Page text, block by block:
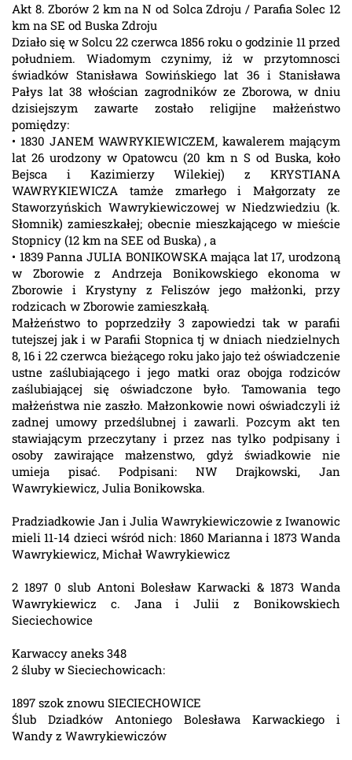
Akt 8. Zborów 2 km na N od Solca Zdroju / Parafia Solec 12
km na SE od Buska Zdroju
Działo się w Solcu 22 czerwca 1856 roku o godzinie 11 przed
południem. Wiadomym czynimy, iż w przytomnosci
świadków Stanisława Sowińskiego lat 36 i Stanisława
Pałys lat 38 włościan zagrodników ze Zborowa, w dniu
dzisiejszym zawarte zostało religijne małżeństwo
pomiędzy:
• 1830 JANEM WAWRYKIEWICZEM, kawalerem mającym
lat 26 urodzony w Opatowcu (20 km n S od Buska, koło
Bejsca i Kazimierzy Wilekiej) z KRYSTIANA
WAWRYKIEWICZA tamże zmarłego i Małgorzaty ze
Staworzyńskich Wawrykiewiczowej w Niedzwiedziu (k.
Słomnik) zamieszkałej; obecnie mieszkającego w mieście
Stopnicy (12 km na SEE od Buska) , a
• 1839 Panna JULIA BONIKOWSKA mająca lat 17, urodzoną
w Zborowie z Andrzeja Bonikowskiego ekonoma w
Zborowie i Krystyny z Feliszów jego małżonki, przy
rodzicach w Zborowie zamieszkałą.
Małżeństwo to poprzedziły 3 zapowiedzi tak w parafii
tutejszej jak i w Parafii Stopnica tj w dniach niedzielnych
8, 16 i 22 czerwca bieżącego roku jako jajo też oświadczenie
ustne zaślubiającego i jego matki oraz obojga rodziców
zaślubiającej się oświadczone było. Tamowania tego
małżeństwa nie zaszło. Małzonkowie nowi oświadczyli iż
zadnej umowy przedślubnej i zawarli. Pozcym akt ten
stawiającym przeczytany i przez nas tylko podpisany i
osoby zawirające małzenstwo, gdyż świadkowie nie
umieja pisać. Podpisani: NW Drajkowski, Jan
Wawrykiewicz, Julia Bonikowska.
Pradziadkowie Jan i Julia Wawrykiewiczowie z Iwanowic
mieli 11-14 dzieci wśród nich: 1860 Marianna i 1873 Wanda
Wawrykiewicz, Michał Wawrykiewicz
2 1897 0 slub Antoni Bolesław Karwacki & 1873 Wanda
Wawrykiewicz c. Jana i Julii z Bonikowskiech
Sieciechowice
Karwaccy aneks 348
2 śluby w Sieciechowicach:
1897 szok znowu SIECIECHOWICE
Ślub Dziadków Antoniego Bolesława Karwackiego i
Wandy z Wawrykiewiczów